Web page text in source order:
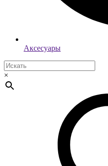
Аксесуары
×